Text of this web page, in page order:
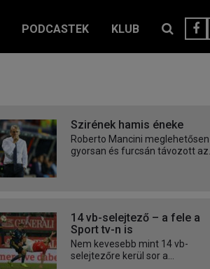
PODCASTEK KLUB
Szirének hamis éneke
Roberto Mancini meglehetősen
gyorsan és furcsán távozott az...
14 vb-selejtező – a fele a
Sport tv-n is
Nem kevesebb mint 14 vb-
selejtezőre kerül sor a...